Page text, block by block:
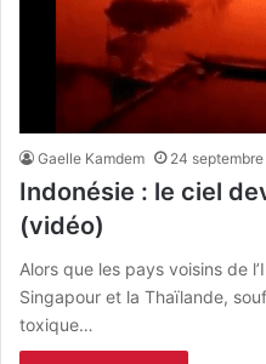
Gaelle Kamdem 24
Indonésie : le ciel
(vidéo)
Alors que les pays voisins de
Singapour et la Thaïlande,
toxique…